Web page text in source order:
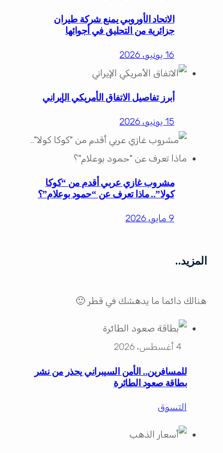
الاتحاد الأوروبي يمنع شركة طيران
جزائرية من التحليق في أجوائها
16 يونيو، 2026
أبرز تفاصيل الاتفاق الأمريكي الإيراني
15 يونيو، 2026
مشروب غازي عربي أقدم من “كوكا
كولا”.. ماذا تعرف عن “حمود بوعلام”؟
9 مايو، 2026
المزيد..
هنالك دائما ما يدهشك في قطر 🙂
4 أغسطس، 2026
للمسافرين.. الأمن السيبراني يحذر من نشر
بطاقة صعود الطائرة
التسوق